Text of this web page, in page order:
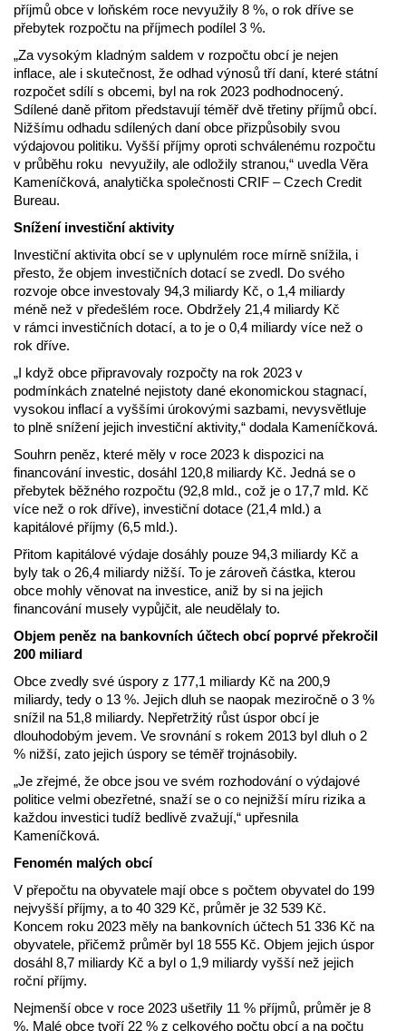
příjmů obce v loňském roce nevyužily 8 %, o rok dříve se
přebytek rozpočtu na příjmech podílel 3 %.
„Za vysokým kladným saldem v rozpočtu obcí je nejen
inflace, ale i skutečnost, že odhad výnosů tří daní, které státní
rozpočet sdílí s obcemi, byl na rok 2023 podhodnocený.
Sdílené daně přitom představují téměř dvě třetiny příjmů obcí.
Nižšímu odhadu sdílených daní obce přizpůsobily svou
výdajovou politiku. Vyšší příjmy oproti schválenému rozpočtu
v průběhu roku nevyužily, ale odložily stranou,“ uvedla Věra
Kameníčková, analytička společnosti CRIF – Czech Credit
Bureau.
Snížení investiční aktivity
Investiční aktivita obcí se v uplynulém roce mírně snížila, i
přesto, že objem investičních dotací se zvedl. Do svého
rozvoje obce investovaly 94,3 miliardy Kč, o 1,4 miliardy
méně než v předešlém roce. Obdržely 21,4 miliardy Kč
v rámci investičních dotací, a to je o 0,4 miliardy více než o
rok dříve.
„I když obce připravovaly rozpočty na rok 2023 v
podmínkách znatelné nejistoty dané ekonomickou stagnací,
vysokou inflací a vyššími úrokovými sazbami, nevysvětluje
to plně snížení jejich investiční aktivity,“ dodala Kameníčková.
Souhrn peněz, které měly v roce 2023 k dispozici na
financování investic, dosáhl 120,8 miliardy Kč. Jedná se o
přebytek běžného rozpočtu (92,8 mld., což je o 17,7 mld. Kč
více než o rok dříve), investiční dotace (21,4 mld.) a
kapitálové příjmy (6,5 mld.).
Přitom kapitálové výdaje dosáhly pouze 94,3 miliardy Kč a
byly tak o 26,4 miliardy nižší. To je zároveň částka, kterou
obce mohly věnovat na investice, aniž by si na jejich
financování musely vypůjčit, ale neudělaly to.
Objem peněz na bankovních účtech obcí poprvé překročil
200 miliard
Obce zvedly své úspory z 177,1 miliardy Kč na 200,9
miliardy, tedy o 13 %. Jejich dluh se naopak meziročně o 3 %
snížil na 51,8 miliardy. Nepřetržitý růst úspor obcí je
dlouhodobým jevem. Ve srovnání s rokem 2013 byl dluh o 2
% nižší, zato jejich úspory se téměř trojnásobily.
„Je zřejmé, že obce jsou ve svém rozhodování o výdajové
politice velmi obezřetné, snaží se o co nejnižší míru rizika a
každou investici tudíž bedlivě zvažují,“ upřesnila
Kameníčková.
Fenomén malých obcí
V přepočtu na obyvatele mají obce s počtem obyvatel do 199
nejvyšší příjmy, a to 40 329 Kč, průměr je 32 539 Kč.
Koncem roku 2023 měly na bankovních účtech 51 336 Kč na
obyvatele, přičemž průměr byl 18 555 Kč. Objem jejich úspor
dosáhl 8,7 miliardy Kč a byl o 1,9 miliardy vyšší než jejich
roční příjmy.
Nejmenší obce v roce 2023 ušetřily 11 % příjmů, průměr je 8
%. Malé obce tvoří 22 % z celkového počtu obcí a na počtu